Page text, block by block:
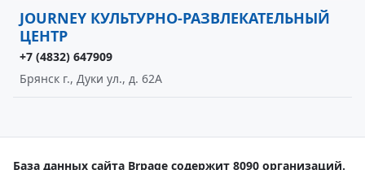
JOURNEY КУЛЬТУРНО-РАЗВЛЕКАТЕЛЬНЫЙ
ЦЕНТР
+7 (4832) 647909
Брянск г., Дуки ул., д. 62А
База данных сайта Brpage содержит 8090 организаций.